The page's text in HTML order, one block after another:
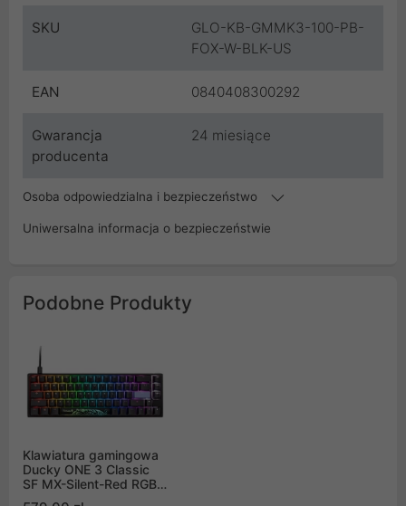
SKU
GLO-KB-GMMK3-100-PB-
FOX-W-BLK-US
EAN 0840408300292
Gwarancja
producenta
24 miesiące
Osoba odpowiedzialna i bezpieczeństwo
Uniwersalna informacja o bezpieczeństwie
Podobne Produkty
Klawiatura gamingowa
Ducky ONE 3 Classic
SF MX-Silent-Red RGB
LED US czarno-biała,